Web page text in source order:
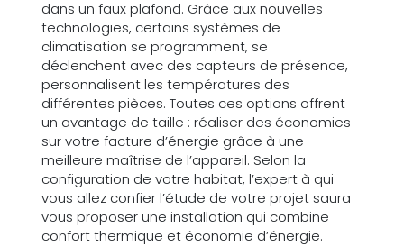
dans un faux plafond. Grâce aux nouvelles
technologies, certains systèmes de
climatisation se programment, se
déclenchent avec des capteurs de présence,
personnalisent les températures des
différentes pièces. Toutes ces options offrent
un avantage de taille : réaliser des économies
sur votre facture d’énergie grâce à une
meilleure maîtrise de l’appareil. Selon la
configuration de votre habitat, l’expert à qui
vous allez confier l’étude de votre projet saura
vous proposer une installation qui combine
confort thermique et économie d’énergie.